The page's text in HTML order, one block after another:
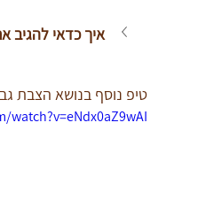
איך כדאי להגיב
טיפ נוסף בנושא הצבת